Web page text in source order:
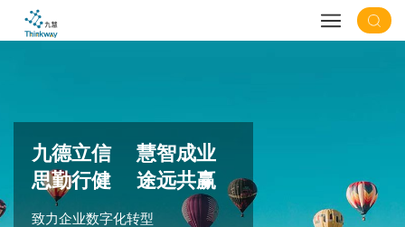
九德立信 慧智成业
思勤行健 途远共赢
致力企业数字化转型